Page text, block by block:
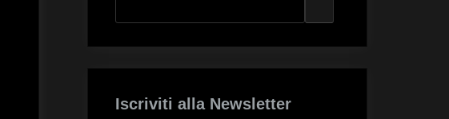
Iscriviti alla Newsletter